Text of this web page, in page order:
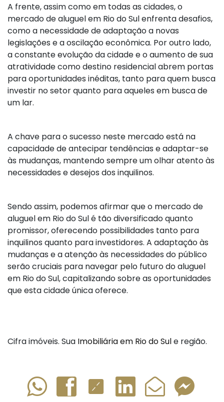
A frente, assim como em todas as cidades, o
mercado de aluguel em Rio do Sul enfrenta desafios,
como a necessidade de adaptação a novas
legislações e a oscilação econômica. Por outro lado,
a constante evolução da cidade e o aumento de sua
atratividade como destino residencial abrem portas
para oportunidades inéditas, tanto para quem busca
investir no setor quanto para aqueles em busca de
um lar.
A chave para o sucesso neste mercado está na
capacidade de antecipar tendências e adaptar-se
às mudanças, mantendo sempre um olhar atento às
necessidades e desejos dos inquilinos.
Sendo assim, podemos afirmar que o mercado de
aluguel em Rio do Sul é tão diversificado quanto
promissor, oferecendo possibilidades tanto para
inquilinos quanto para investidores. A adaptação às
mudanças e a atenção às necessidades do público
serão cruciais para navegar pelo futuro do aluguel
em Rio do Sul, capitalizando sobre as oportunidades
que esta cidade única oferece.
Cifra imóveis. Sua Imobiliária em Rio do Sule região.